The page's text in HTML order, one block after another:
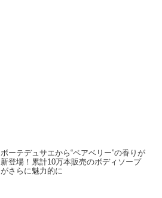
ボーテデュサエから“ペアベリー”の香りが
新登場！累計10万本販売のボディソープ
がさらに魅力的に